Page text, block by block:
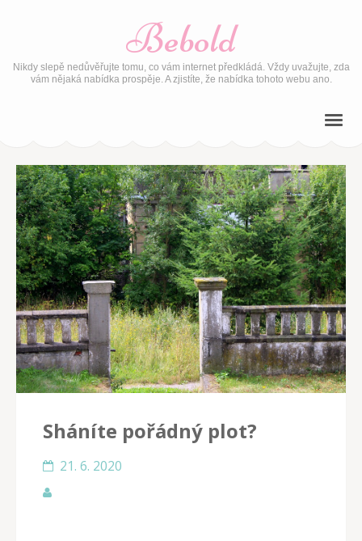
Bebold
Nikdy slepě nedůvěřujte tomu, co vám internet předkládá. Vždy uvažujte, zda
vám nějaká nabídka prospěje. A zjistíte, že nabídka tohoto webu ano.
Sháníte pořádný plot?
21. 6. 2020